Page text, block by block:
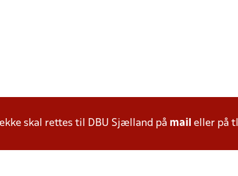
skal rettes til DBU Sjælland på mail eller på